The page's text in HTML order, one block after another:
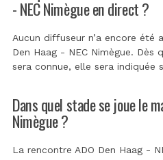
- NEC Nimègue en direct ?
Aucun diffuseur n’a encore été
Den Haag - NEC Nimègue. Dès
sera connue, elle sera indiquée
Dans quel stade se joue le
Nimègue ?
La rencontre ADO Den Haag -